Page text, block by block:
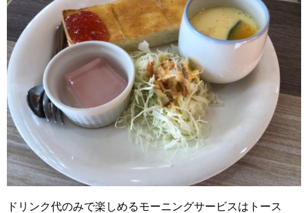
ドリンク代のみで楽しめるモーニングサービスはトース